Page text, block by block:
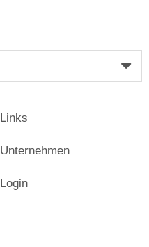
Links
Unternehmen
Login